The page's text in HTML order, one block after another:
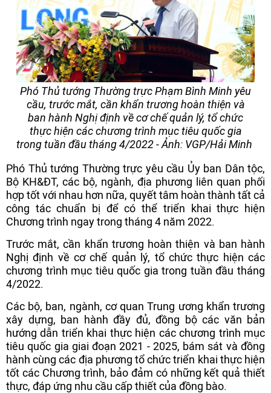
Phó Thủ tướng Thường trực Phạm Bình Minh yêu
cầu, trước mắt, cần khẩn trương hoàn thiện và
ban hành Nghị định về cơ chế quản lý, tổ chức
thực hiện các chương trình mục tiêu quốc gia
trong tuần đầu tháng 4/2022 - Ảnh: VGP/Hải Minh
Phó Thủ tướng Thường trực yêu cầu Ủy ban Dân tộc,
Bộ KH&ĐT, các bộ, ngành, địa phương liên quan phối
hợp tốt với nhau hơn nữa, quyết tâm hoàn thành tất cả
công tác chuẩn bị để có thể triển khai thực hiện
Chương trình ngay trong tháng 4 năm 2022.
Trước mắt, cần khẩn trương hoàn thiện và ban hành
Nghị định về cơ chế quản lý, tổ chức thực hiện các
chương trình mục tiêu quốc gia trong tuần đầu tháng
4/2022.
Các bộ, ban, ngành, cơ quan Trung ương khẩn trương
xây dựng, ban hành đầy đủ, đồng bộ các văn bản
hướng dẫn triển khai thực hiện các chương trình mục
tiêu quốc gia giai đoạn 2021 - 2025, bám sát và đồng
hành cùng các địa phương tổ chức triển khai thực hiện
tốt các Chương trình, bảo đảm có những kết quả thiết
thực, đáp ứng nhu cầu cấp thiết của đồng bào.